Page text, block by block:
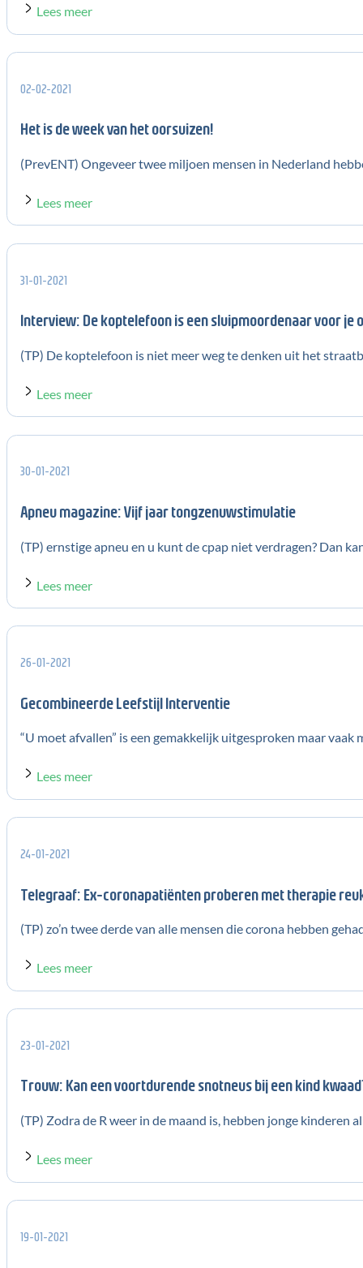
Lees meer
Het is de week van het oorsuizen!
(PrevENT) Ongeveer twee miljoen mensen in Nederland
02-02-2021
Lees meer
Interview: De koptelefoon is een sluipmoordenaar voor je
(TP) De koptelefoon is niet meer weg te denken uit het
31-01-2021
Lees meer
Apneu magazine: Vijf jaar tongzenuwstimulatie
(TP) ernstige apneu en u kunt de cpap niet verdragen? Dan
30-01-2021
Lees meer
Gecombineerde Leefstijl Interventie
“U moet afvallen” is een gemakkelijk uitgesproken maar vaak
26-01-2021
Lees meer
Telegraaf: Ex-coronapatiënten proberen met therapie
(TP) zo’n twee derde van alle mensen die corona hebben
24-01-2021
Lees meer
Trouw: Kan een voortdurende snotneus bij een kind
(TP) Zodra de R weer in de maand is, hebben jonge kinderen al
23-01-2021
Lees meer
19-01-2021